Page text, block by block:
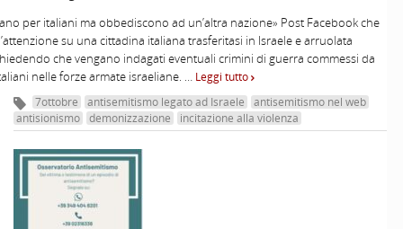
per italiani ma obbediscono ad un’altra nazione» Post Facebook che
su una cittadina italiana trasferitasi in Israele e arruolata
che vengano indagati eventuali crimini di guerra commessi da
nelle forze armate israeliane. … Leggi tutto
7ottobre antisemitismo legato ad Israele
antisemitismo nel web
antisionismo
demonizzazione incitazione alla violenza